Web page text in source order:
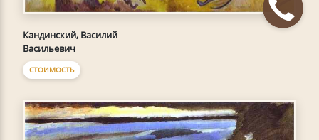
Кандинский, Василий
Васильевич
СТОИМОСТЬ